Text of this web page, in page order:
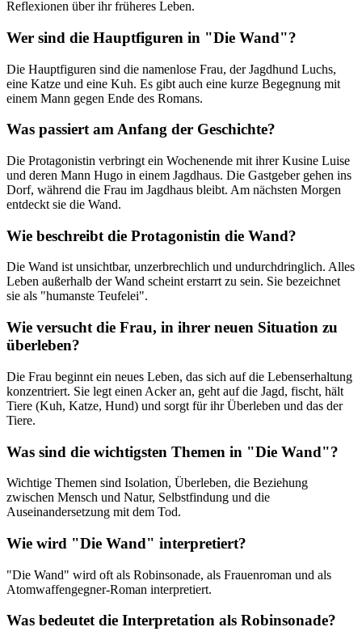
Reflexionen über ihr früheres Leben.
Wer sind die Hauptfiguren in "Die Wand"?
Die Hauptfiguren sind die namenlose Frau, der Jagdhund Luchs,
eine Katze und eine Kuh. Es gibt auch eine kurze Begegnung mit
einem Mann gegen Ende des Romans.
Was passiert am Anfang der Geschichte?
Die Protagonistin verbringt ein Wochenende mit ihrer Kusine Luise
und deren Mann Hugo in einem Jagdhaus. Die Gastgeber gehen ins
Dorf, während die Frau im Jagdhaus bleibt. Am nächsten Morgen
entdeckt sie die Wand.
Wie beschreibt die Protagonistin die Wand?
Die Wand ist unsichtbar, unzerbrechlich und undurchdringlich. Alles
Leben außerhalb der Wand scheint erstarrt zu sein. Sie bezeichnet
sie als "humanste Teufelei".
Wie versucht die Frau, in ihrer neuen Situation zu
überleben?
Die Frau beginnt ein neues Leben, das sich auf die Lebenserhaltung
konzentriert. Sie legt einen Acker an, geht auf die Jagd, fischt, hält
Tiere (Kuh, Katze, Hund) und sorgt für ihr Überleben und das der
Tiere.
Was sind die wichtigsten Themen in "Die Wand"?
Wichtige Themen sind Isolation, Überleben, die Beziehung
zwischen Mensch und Natur, Selbstfindung und die
Auseinandersetzung mit dem Tod.
Wie wird "Die Wand" interpretiert?
"Die Wand" wird oft als Robinsonade, als Frauenroman und als
Atomwaffengegner-Roman interpretiert.
Was bedeutet die Interpretation als Robinsonade?